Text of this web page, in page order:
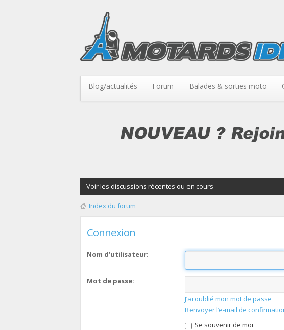
Blog/actualités Forum Balades & sorties moto
Voir les discussions récentes ou en cours
Index du forum
Connexion
Nom d’utilisateur:
Mot de passe:
J’ai oublié mon mot de passe
Renvoyer l’e-mail de
Se souvenir de moi